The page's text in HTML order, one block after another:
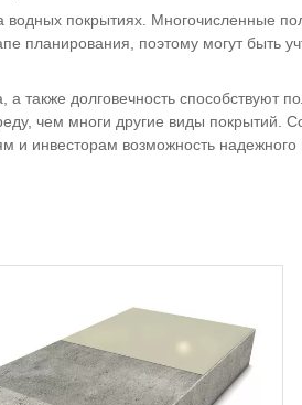
покрытиях. Многочисленные
планирования, поэтому могут быть
также долговечность способствуют
чем многи другие виды покрытий.
инвесторам возможность надежного